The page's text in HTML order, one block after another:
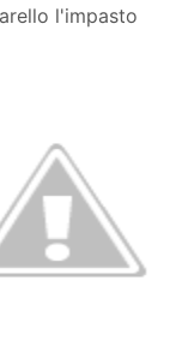
l'impasto